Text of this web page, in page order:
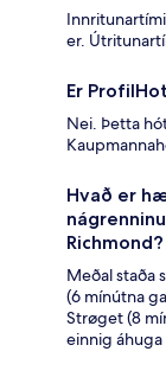
er.
Er
Nei. Þetta
Hvað er
Richmond?
Meðal staða
(6 mínútna
Strøget (8
einnig